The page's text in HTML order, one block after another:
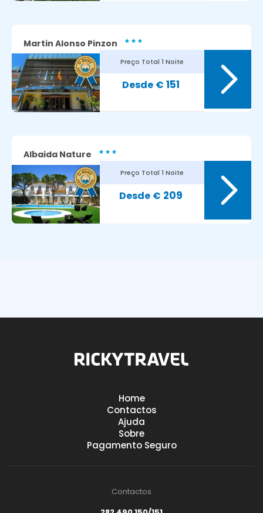
Avaliação dos nossos clientes:7.6
Avaliação dos nossos clientes:8.5
Martin Alonso Pinzon
Preço Total 1 Noite
€ 151
Albaida Nature
Avaliação dos nossos clientes:8.5
Preço Total 1 Noite
€ 209
Home
Contactos
Ajuda
Sobre
Pagamento Seguro
Contactos